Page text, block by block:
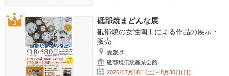
砥部焼まどんな展
砥部焼の女性陶工による作品の展示・
販売
愛媛県
砥部焼伝統産業会館
2026年7月18日(土)～8月30日(日)